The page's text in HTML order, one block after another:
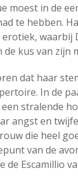
moest in de
te hebben.
waarbij
de kus van zijn
dat haar
In de
stralende
angst en
die heel
van de
de Escamillio